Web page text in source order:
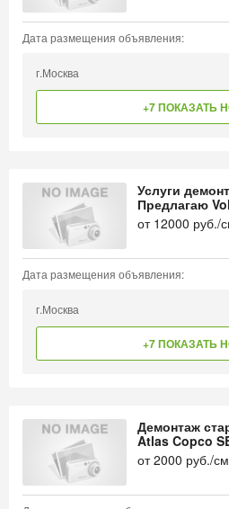
Дата размещения объявления:
г.Москва
+7 ПОКАЗАТЬ
Услуги
Предлагаю
от 12000 руб./
Дата размещения объявления:
г.Москва
+7 ПОКАЗАТЬ
Демонтаж
Atlas Copco
от2000 руб./